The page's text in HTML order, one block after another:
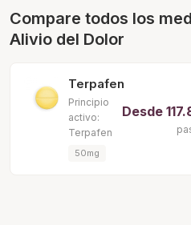
Compare todos los
Alivio del Dolor
Terpafen
Principio
activo:
Terpafen
50mg
Desde